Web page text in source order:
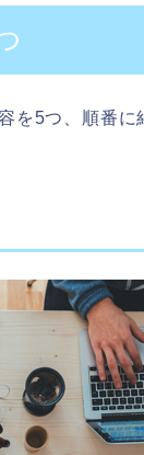
を5つ、順番に